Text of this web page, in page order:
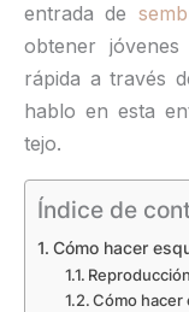
entrada de
obtener
rápida a través
hablo en esta
tejo.
Índice de
Cómo hacer
Cómo